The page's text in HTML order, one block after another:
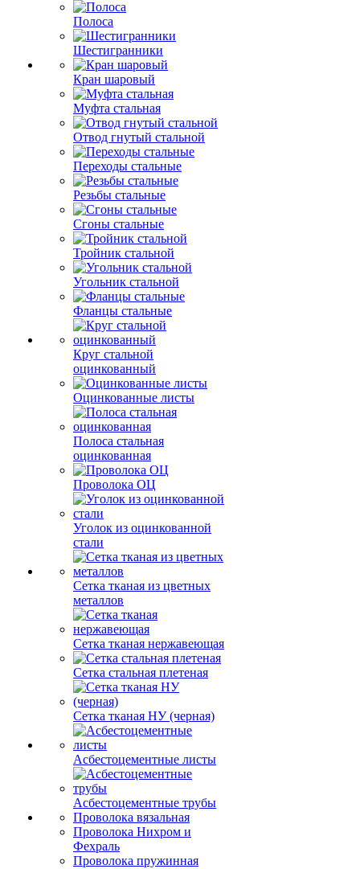
Полоса
Шестигранники
Кран шаровый
Муфта стальная
Отвод гнутый стальной
Переходы стальные
Резьбы стальные
Сгоны стальные
Тройник стальной
Угольник стальной
Фланцы стальные
Круг стальной
оцинкованный
Оцинкованные листы
Полоса стальная
оцинкованная
Проволока ОЦ
Уголок из оцинкованной
стали
Сетка тканая из цветных
металлов
Сетка тканая нержавеющая
Сетка стальная плетеная
Сетка тканая НУ (черная)
Асбестоцементные листы
Асбестоцементные трубы
Проволока вязальная
Проволока Нихром и
Фехраль
Проволока пружинная